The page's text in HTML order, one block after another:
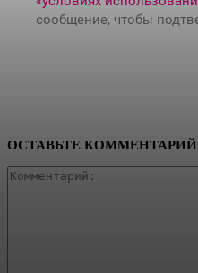
ОСТАВЬТЕ КОММЕНТАРИЙ